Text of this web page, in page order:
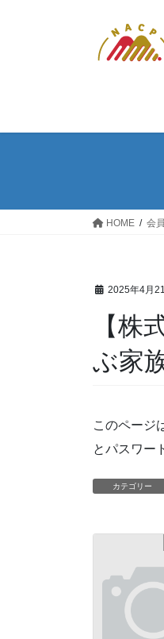
HOME 会
2025年4月
【株
ぶ家
このページ
とパスワー
カテゴリー